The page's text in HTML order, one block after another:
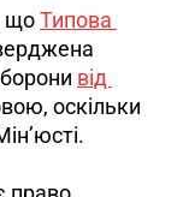
що Типова
від
оскільки